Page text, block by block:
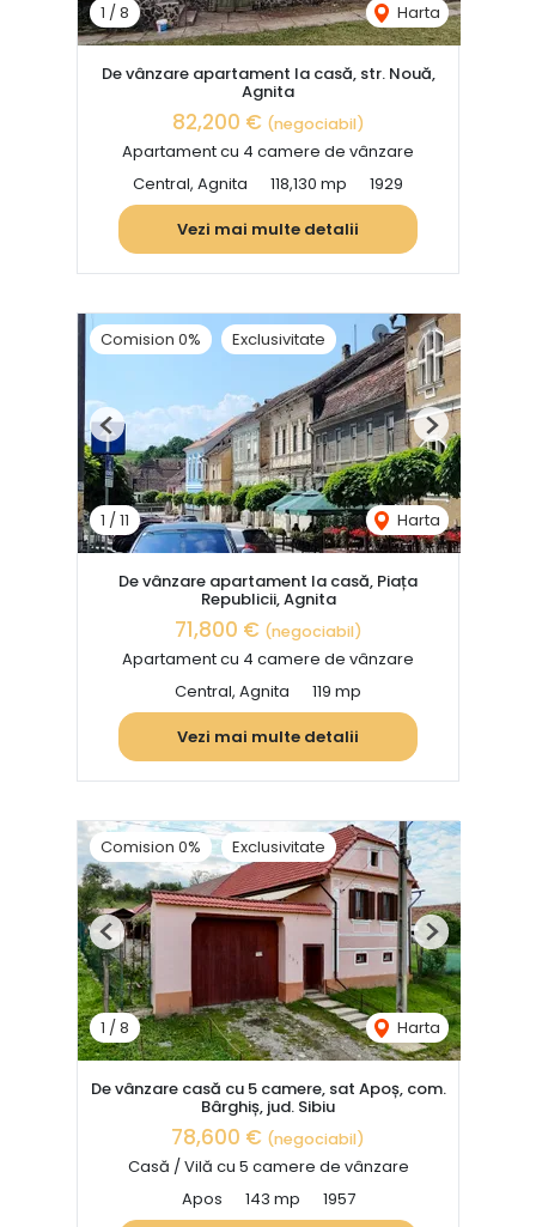
1 / 8 Harta
De vânzare apartament la casă, str. Nouă,
Agnita
82,200 € (negociabil)
Apartament cu 4 camere de vânzare
Central, Agnita
118,130 mp
1929
Vezi mai multe detalii
Comision 0% Exclusivitate
1 / 11 Harta
Previous Next
De vânzare apartament la casă, Piața
Republicii, Agnita
71,800 € (negociabil)
Apartament cu 4 camere de vânzare
Central, Agnita
119 mp
Vezi mai multe detalii
Comision 0% Exclusivitate
1 /8 Harta
Previous Next
De vânzare casă cu 5 camere, sat Apoș, com.
Bârghiș, jud. Sibiu
78,600 € (negociabil)
Casă / Vilă cu 5 camere de vânzare
Apos
143 mp
1957